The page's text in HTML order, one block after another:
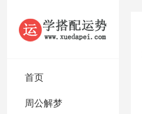
首页
周公解梦